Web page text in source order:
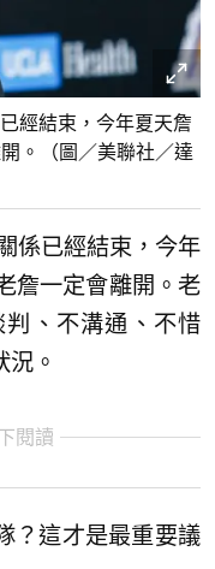
經結束，今年夏天詹
。（圖／美聯社／達
係已經結束，今年
詹一定會離開。老
、不溝通、不惜
。
閱讀
？這才是最重要議